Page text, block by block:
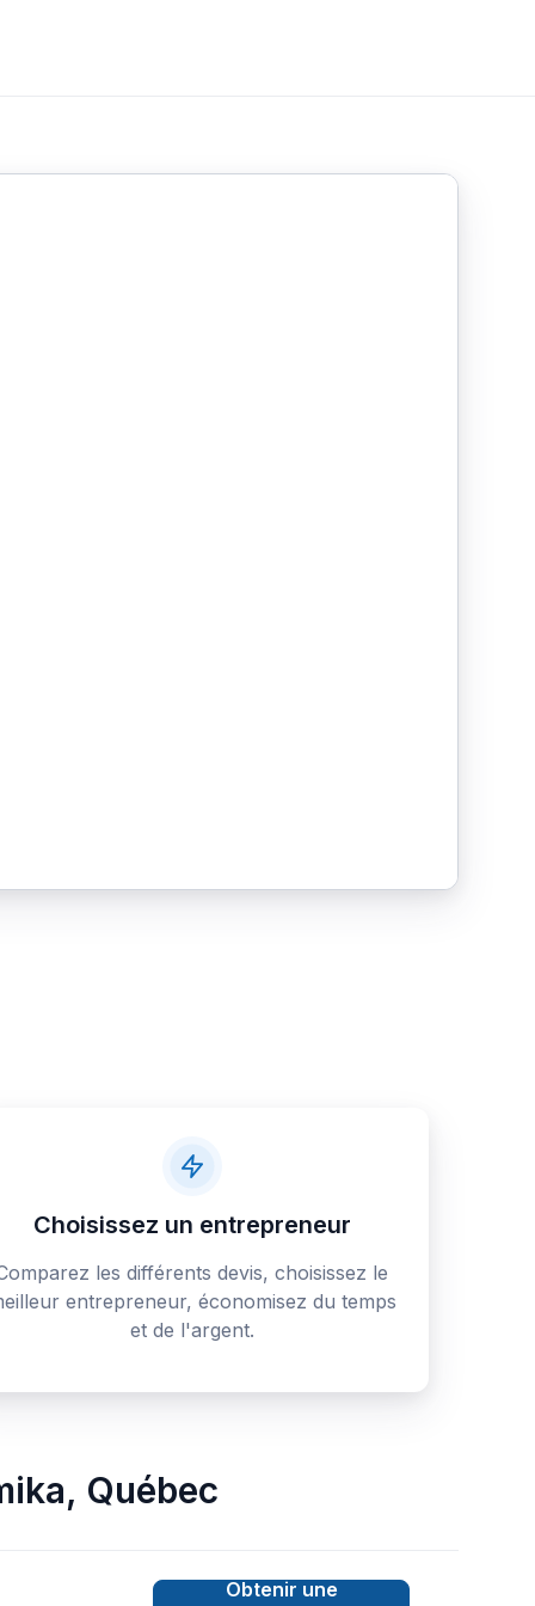
Choisissez un entrepreneur
les différents devis, choisissez le
entrepreneur, économisez du temps
et de l'argent.
, Québec
Obtenir une